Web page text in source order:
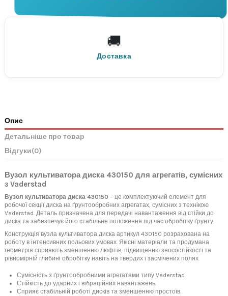
🚚
Доставка
По всій Україні
Нова Пошта
Опис
Детальніше про товар
Відгуки(0)
Вузол культиватора диска 430150 для агрегатів, сумісних
з Vaderstad
Вузол культиватора диска 430150 – це комплектуючий елемент для
робочої секції диска на ґрунтообробних агрегатах, сумісних з технікою
Vaderstad. Деталь призначена для передачі навантаження від стійки до
диска та забезпечує його стабільне положення під час обробітку ґрунту.
Конструкція вузла культиватора диска артикул 430150 розрахована на
роботу в інтенсивних польових умовах. Якісні матеріали та продумана
геометрія сприяють зменшенню люфтів, підвищенню зносостійкості та
рівномірній глибині обробітку навіть на твердих і засмічених полях.
Сумісність з ґрунтообробними агрегатами типу Vaderstad.
Стійкість до ударних і вібраційних навантажень.
Сприяє стабільній роботі дисків та зменшенню простоїв.